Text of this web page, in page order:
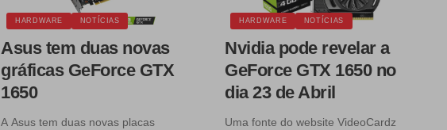
HARDWARE NOTÍCIAS
Asus tem duas novas
gráficas GeForce GTX
1650
A Asus tem duas novas placas
HARDWARE NOTÍCIAS
Nvidia pode revelar a
GeForce GTX 1650 no
dia 23 de Abril
Uma fonte do website VideoCardz